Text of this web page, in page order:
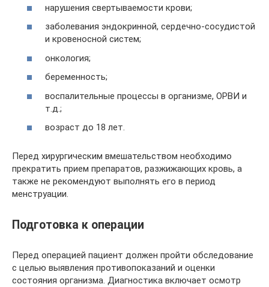
нарушения свертываемости крови;
заболевания эндокринной, сердечно-сосудистой
и кровеносной систем;
онкология;
беременность;
воспалительные процессы в организме, ОРВИ и
т.д.;
возраст до 18 лет.
Перед хирургическим вмешательством необходимо
прекратить прием препаратов, разжижающих кровь, а
также не рекомендуют выполнять его в период
менструации.
Подготовка к операции
Перед операцией пациент должен пройти обследование
с целью выявления противопоказаний и оценки
состояния организма. Диагностика включает осмотр